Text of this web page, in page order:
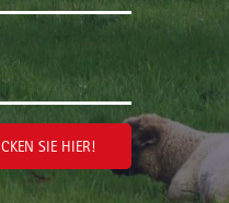
SIE HIER!